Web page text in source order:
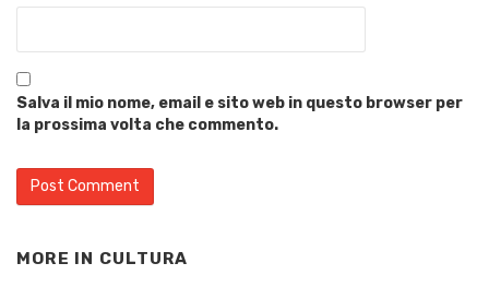
Salva il mio nome, email e sito web in questo browser per
la prossima volta che commento.
MORE IN CULTURA